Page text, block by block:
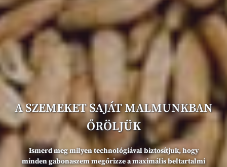
A SZEMEKET SAJÁT MALMUNKBAN
ŐRÖLJÜK
Ismerd meg milyen technológiával biztosítjuk, hogy
minden gabonaszem megőrizze a maximális beltartalmi